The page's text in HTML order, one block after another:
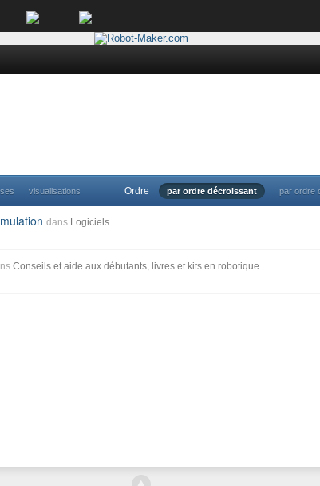
visualisations Ordre par ordre décroissant par ordre
dans Logiciels
Conseils et aide aux débutants, livres et kits en robotique